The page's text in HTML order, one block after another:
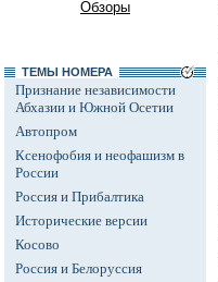
Обзоры
ТЕМЫ НОМЕРА
Признание независимости
Абхазии и Южной Осетии
Автопром
Ксенофобия и неофашизм в
России
Россия и Прибалтика
Исторические версии
Косово
Россия и Белоруссия